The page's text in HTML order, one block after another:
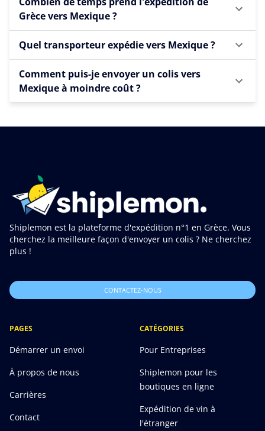
Grèce vers Mexique ?
Quel transporteur expédie vers Mexique ?
Comment puis-je envoyer un colis vers
Mexique à moindre coût ?
Shiplemon est la plateforme d'expédition n°1 en Grèce. Vous
cherchez la meilleure façon d'envoyer un colis ? Ne cherchez
plus !
CONTACTEZ-NOUS
PAGES
Démarrer un envoi
À propos de nous
Carrières
Contact
CATÉGORIES
Pour Entreprises
Shiplemon pour les
boutiques en ligne
Expédition de vin à
l'étranger